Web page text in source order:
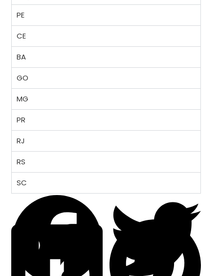
PE
CE
BA
GO
MG
PR
RJ
RS
SC